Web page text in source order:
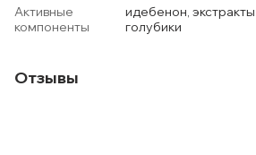
Активные
компоненты
идебенон,
голубики
Отзывы